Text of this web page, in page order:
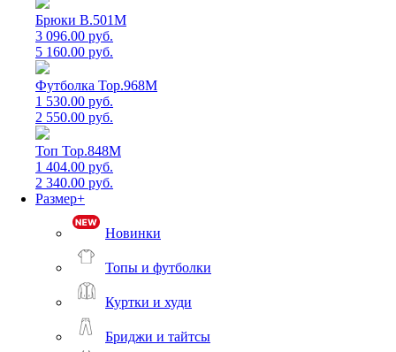
Брюки B.501M
3 096.00 руб.
5 160.00 руб.
Футболка Top.968M
1 530.00 руб.
2 550.00 руб.
Топ Top.848M
1 404.00 руб.
2 340.00 руб.
Размер+
Новинки
Топы и футболки
Куртки и худи
Бриджи и тайтсы